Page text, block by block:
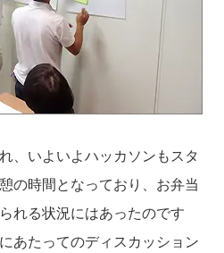
、いよいよハッカソンもスタ
の時間となっており、お弁当
れる状況にはあったのです
あたってのディスカッション